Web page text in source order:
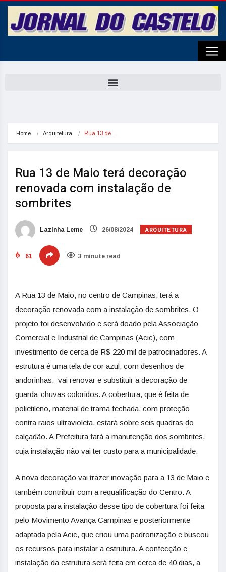
Home Arquitetura Rua 13 de…
Rua 13 de Maio terá decoração
renovada com instalação de
sombrites
Lazinha Leme 26/08/2024 ARQUITETURA
61 3 minute read
A Rua 13 de Maio, no centro de Campinas, terá a
decoração renovada com a instalação de sombrites. O
projeto foi desenvolvido e será doado pela Associação
Comercial e Industrial de Campinas (Acic), com
investimento de cerca de R$ 220 mil de patrocinadores. A
estrutura é uma tela de cor azul, com desenhos de
andorinhas, vai renovar e substituir a decoração de
guarda-chuvas coloridos. A cobertura, que é feita de
polietileno, material de trama fechada, com proteção
contra raios ultravioleta, estará sobre seis quadras do
calçadão. A Prefeitura fará a manutenção dos sombrites,
cuja instalação não vai ter custo para a municipalidade.
A nova decoração vai trazer inovação para a 13 de Maio e
também contribuir com a requalificação do Centro. A
proposta para instalação desse tipo de cobertura foi feita
pelo Movimento Avança Campinas e posteriormente
adaptada pela Acic, que criou uma padronização e buscou
os recursos para instalar a estrutura. A confecção e
instalação da estrutura será feita em cerca de 40 dias, a